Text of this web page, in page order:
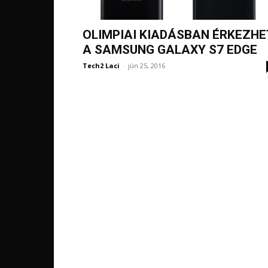
OLIMPIAI KIADÁSBAN
A SAMSUNG GALAXY S7 EDGE
Tech2 Laci - jún 25, 2016